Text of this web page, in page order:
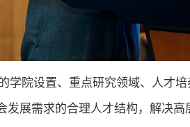
学院设置、重点研究领域、人才
展需求的合理人才结构，解决